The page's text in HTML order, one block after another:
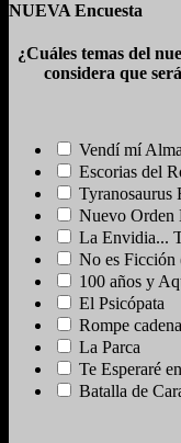
NUEVA Encuesta
¿Cuáles temas del
considera que
Vendí mí
Escorias del
Tyranosaurus
Nuevo Orden
La Envidia...
No es Ficción
100 años y
El Psicópata
Rompe
La Parca
Te Esperaré
Batalla de